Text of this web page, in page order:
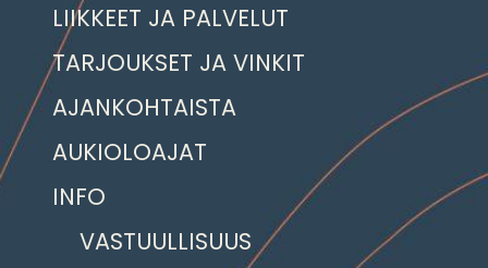
LIIKKEET JA PALVELUT
TARJOUKSET JA VINKIT
AJANKOHTAISTA
AUKIOLOAJAT
INFO
VASTUULLISUUS